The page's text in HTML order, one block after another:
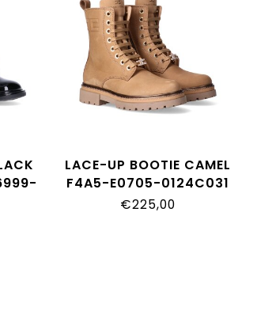
LACE-UP BOOTIE CAMEL
F4A5-E0705-0124C031
€225,00